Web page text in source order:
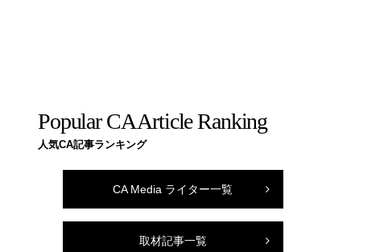
Popular CA Article Ranking
人気CA記事ランキング
CA Media ライター一覧
取材記事一覧